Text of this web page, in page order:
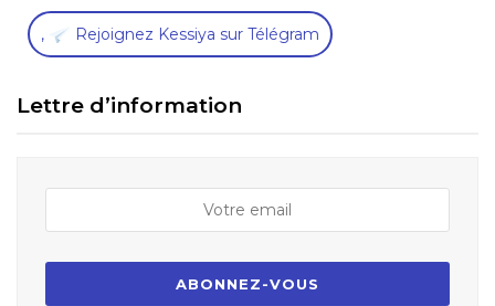
, Rejoignez Kessiya sur Télégram
Lettre d’information